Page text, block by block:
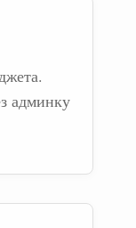
админку